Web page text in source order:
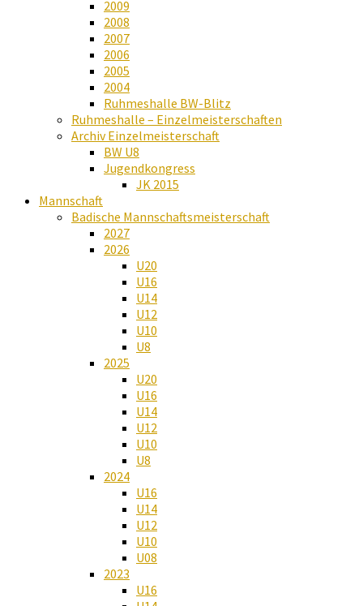
2009
2008
2007
2006
2005
2004
Ruhmeshalle BW-Blitz
Ruhmeshalle – Einzelmeisterschaften
Archiv Einzelmeisterschaft
BW U8
Jugendkongress
JK 2015
Mannschaft
Badische Mannschaftsmeisterschaft
2027
2026
U20
U16
U14
U12
U10
U8
2025
U20
U16
U14
U12
U10
U8
2024
U16
U14
U12
U10
U08
2023
U16